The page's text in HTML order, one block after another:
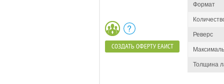
Формат
Реверс
Толщина
СОЗДАТЬ ОФЕРТУ ЕАИСТ